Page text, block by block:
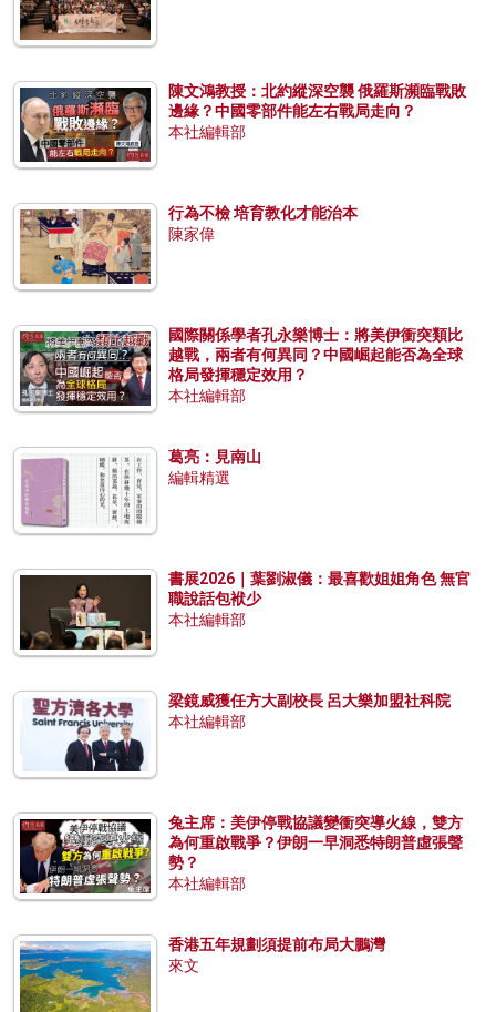
陳文鴻教授：北約縱深空襲 俄羅斯瀕臨戰敗
邊緣？中國零部件能左右戰局走向？
本社編輯部
行為不檢 培育教化才能治本
陳家偉
國際關係學者孔永樂博士：將美伊衝突類比
越戰，兩者有何異同？中國崛起能否為全球
格局發揮穩定效用？
本社編輯部
葛亮：見南山
編輯精選
書展2026｜葉劉淑儀：最喜歡姐姐角色 無官
職說話包袱少
本社編輯部
梁鏡威獲任方大副校長 呂大樂加盟社科院
本社編輯部
兔主席：美伊停戰協議變衝突導火線，雙方
為何重啟戰爭？伊朗一早洞悉特朗普虛張聲
勢？
本社編輯部
香港五年規劃須提前布局大鵬灣
來文